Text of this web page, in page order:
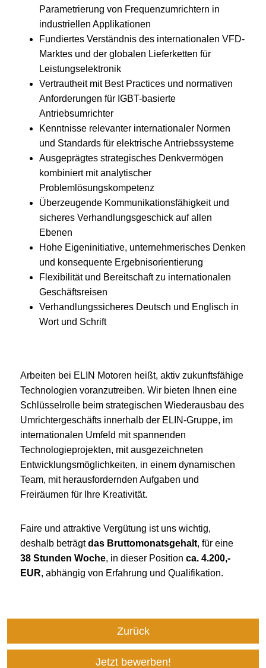
Parametrierung von Frequenzumrichtern in
industriellen Applikationen
Fundiertes Verständnis des internationalen VFD-
Marktes und der globalen Lieferketten für
Leistungselektronik
Vertrautheit mit Best Practices und normativen
Anforderungen für IGBT-basierte
Antriebsumrichter
Kenntnisse relevanter internationaler Normen
und Standards für elektrische Antriebssysteme
Ausgeprägtes strategisches Denkvermögen
kombiniert mit analytischer
Problemlösungskompetenz
Überzeugende Kommunikationsfähigkeit und
sicheres Verhandlungsgeschick auf allen
Ebenen
Hohe Eigeninitiative, unternehmerisches Denken
und konsequente Ergebnisorientierung
Flexibilität und Bereitschaft zu internationalen
Geschäftsreisen
Verhandlungssicheres Deutsch und Englisch in
Wort und Schrift
Arbeiten bei ELIN Motoren heißt, aktiv zukunftsfähige
Technologien voranzutreiben. Wir bieten Ihnen eine
Schlüsselrolle beim strategischen Wiederausbau des
Umrichtergeschäfts innerhalb der ELIN-Gruppe, im
internationalen Umfeld mit spannenden
Technologieprojekten, mit ausgezeichneten
Entwicklungsmöglichkeiten, in einem dynamischen
Team, mit herausfordernden Aufgaben und
Freiräumen für Ihre Kreativität.
Faire und attraktive Vergütung ist uns wichtig,
deshalb beträgtdas Bruttomonatsgehalt, für eine
38 Stunden Woche, in dieser Position ca. 4.200,-
EUR, abhängig von Erfahrung und Qualifikation.
Zurück
Jetzt bewerben!